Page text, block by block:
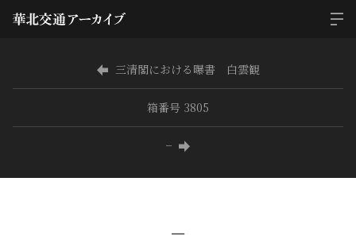
三清閣における曝書 白雲観
箱番号 3805
−
−